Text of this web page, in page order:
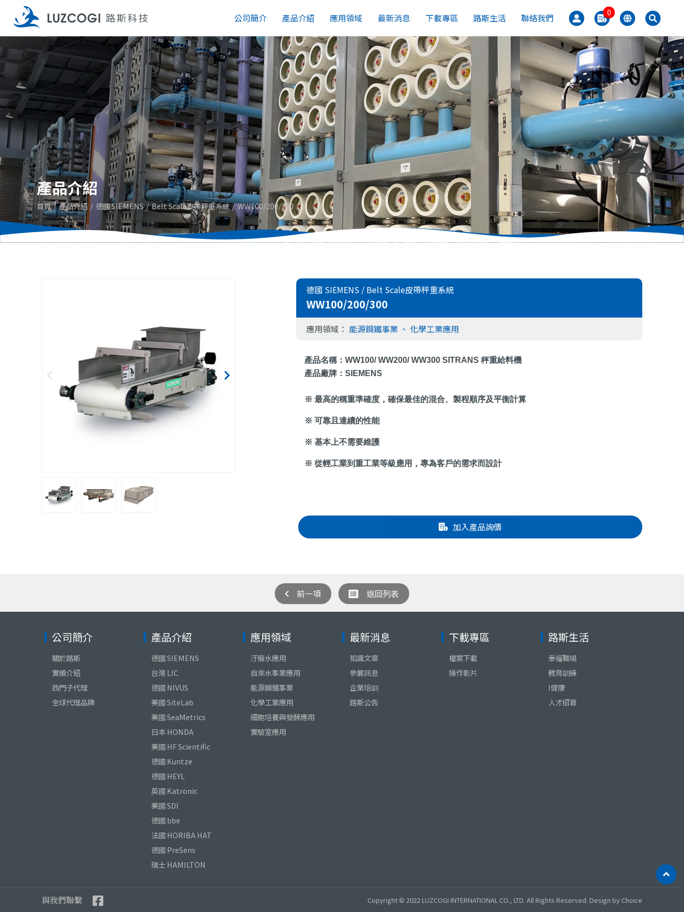
公司簡介 產品介紹 應用領域 最新消息 下載專區 路斯生活 聯絡我們 0
產品介紹
首頁 產品介紹 德國 SIEMENS Belt Scale皮帶秤重系統 WW100/200/300
德國 SIEMENS / Belt Scale皮帶秤重系統
WW100/200/300
應用領域： 能源鋼鐵事業 、 化學工業應用
產品名稱：WW100/ WW200/ WW300SITRANS秤重給料機
產品廠牌：SIEMENS
※ 最高的稱重準確度，確保最佳的混合、製程順序及平衡計算
※ 可靠且連續的性能
※ 基本上不需要維護
※ 從輕工業到重工業等級應用，專為客戶的需求而設計
加入產品詢價
前一項 返回列表
公司簡介
關於路斯
實績介紹
西門子代理
全球代理品牌
產品介紹
德國 SIEMENS
台灣 LIC
德國 NIVUS
美國 SiteLab
美國 SeaMetrics
日本 HONDA
美國 HF Scientific
德國 Kuntze
德國 HEYL
英國 Katronic
美國 SDI
德國 bbe
法國 HORIBA HAT
德國 PreSens
瑞士 HAMILTON
應用領域
汙廢水應用
自來水事業應用
能源鋼鐵事業
化學工業應用
細胞培養與發酵應用
實驗室應用
最新消息
知識文章
參展訊息
企業培訓
路斯公告
下載專區
檔案下載
操作影片
路斯生活
幸福職場
教育訓練
I健康
人才招募
與我們聯繫 Copyright © 2022 LUZCOGI INTERNATIONAL CO., LTD. All Rights Reserved. Design by Choice